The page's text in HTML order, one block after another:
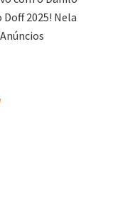
2025! Nela